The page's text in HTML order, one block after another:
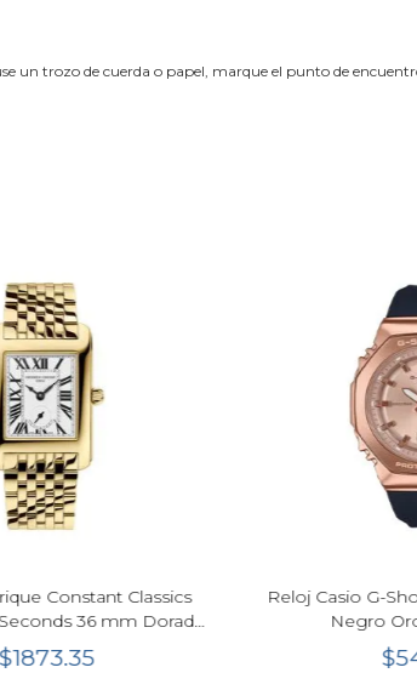
un trozo de cuerda o papel, marque el punto de
Classics
36 mm Dorado
Reloj Casio G-Shock GM-
Negro Oro Rosa
$540.50